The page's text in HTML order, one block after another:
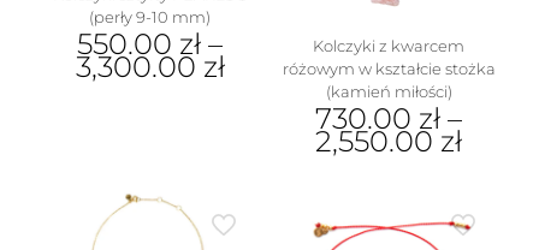
(perły 9-10 mm)
550.00 zł –
3,300.00 zł
Opcje
można
Kolczyki z kwarcem
różowym w kształcie stożka
(kamień miłości)
730.00 zł –
2,550.00 zł
wiele